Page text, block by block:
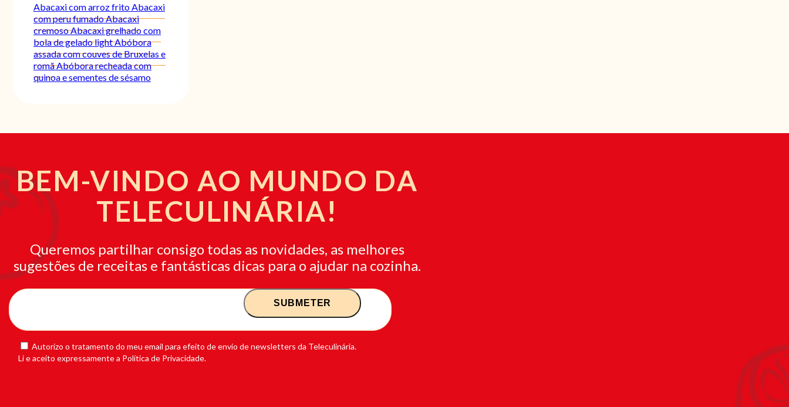
Abacaxi com arroz frito Abacaxi
com peru fumadoAbacaxi
cremosoAbacaxi grelhado com
bola de gelado lightAbóbora
assada com couves de Bruxelas e
romãAbóbora recheada com
quinoa e sementes de sésamo
BEM-VINDO AO MUNDO DA
TELECULINÁRIA!
Queremos partilhar consigo todas as novidades, as melhores
sugestões de receitas e fantásticas dicas para o ajudar na cozinha.
Autorizo o tratamento do meu email para efeito de envio de newsletters da Teleculinária.
Li e aceito expressamente a Política de Privacidade.